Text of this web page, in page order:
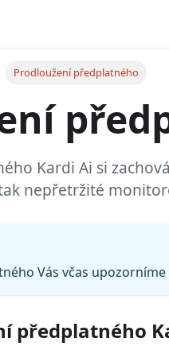
Prodloužení předplatného
Kardi Ai si
nepřetržité
Vás včas upozorníme
předplatného